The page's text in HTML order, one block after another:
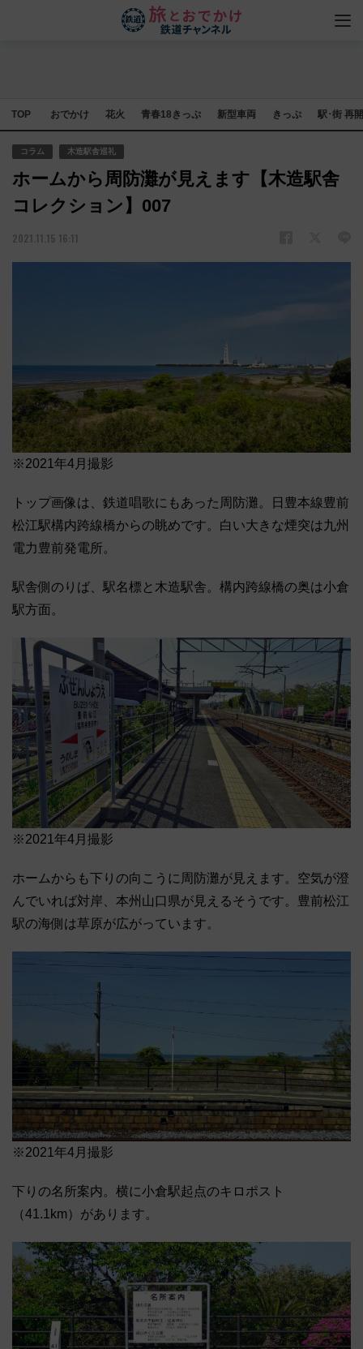
TOP おでかけ 花火 青春18きっぷ 新型車両 きっぷ 駅･街 再
コラム 木造駅舎巡礼
ホームから周防灘が見えます【木造駅舎
コレクション】007
2021.11.15 16:11
※2021年4月撮影
トップ画像は、鉄道唱歌にもあった周防灘。日豊本線豊前
松江駅構内跨線橋からの眺めです。白い大きな煙突は九州
電力豊前発電所。
駅舎側のりば、駅名標と木造駅舎。構内跨線橋の奥は小倉
駅方面。
※2021年4月撮影
ホームからも下りの向こうに周防灘が見えます。空気が澄
んでいれば対岸、本州山口県が見えるそうです。豊前松江
駅の海側は草原が広がっています。
※2021年4月撮影
下りの名所案内。横に小倉駅起点のキロポスト
（41.1km）があります。